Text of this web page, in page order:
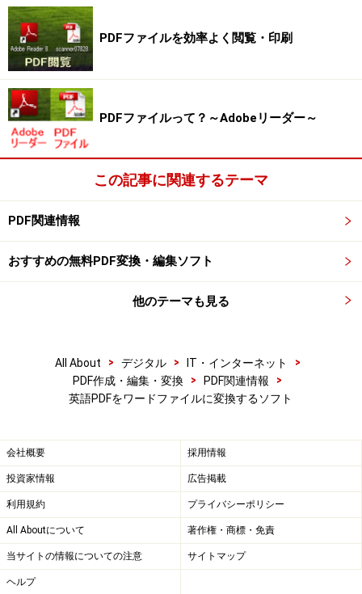
PDFファイルを効率よく閲覧・印刷
PDFファイルって？～Adobeリーダー～
この記事に関連するテーマ
PDF関連情報
おすすめの無料PDF変換・編集ソフト
他のテーマも見る
All About > デジタル > IT・インターネット
>
PDF作成・編集・変換
> PDF関連情報
>
英語PDFをワードファイルに変換するソフト
会社概要 採用情報
投資家情報 広告掲載
利用規約 プライバシーポリシー
All Aboutについて 著作権・商標・免責
当サイトの情報についての注意 サイトマップ
ヘルプ